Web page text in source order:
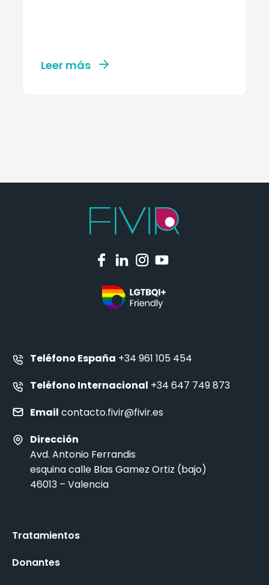
Leer más
Teléfono España +34 961 105 454
Teléfono Internacional +34 647 749 873
Email contacto.fivir@fivir.es
Dirección
Avd. Antonio Ferrandis
esquina calle Blas Gamez Ortiz (bajo)
46013 – Valencia
Tratamientos
Donantes